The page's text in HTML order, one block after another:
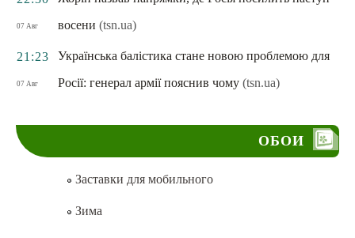
07 Авг
восени (tsn.ua)
21:23
07 Авг
Українська балістика стане новою проблемою для
Росії: генерал армії пояснив чому (tsn.ua)
ОБОИ
Заставки для мобильного
Зима